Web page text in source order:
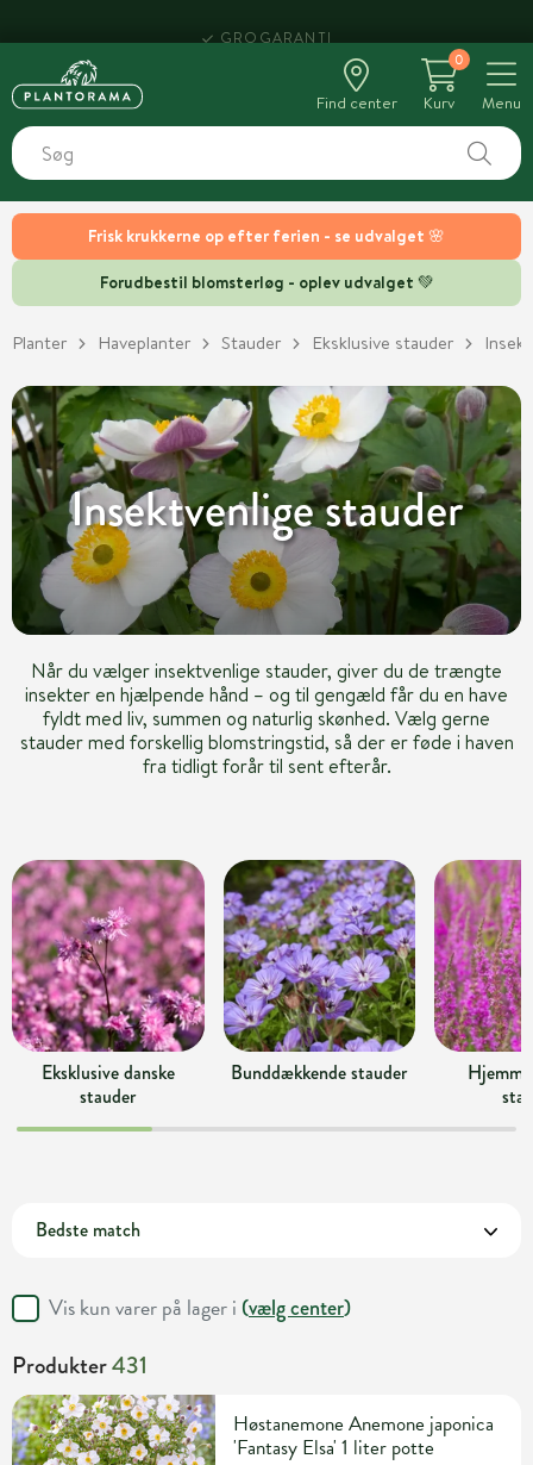
Frisk krukkerne op efter ferien - se udvalget 🌸
Forudbestil blomsterløg - oplev udvalget 💚
Find center
0
Kurv
Menu
Planter Haveplanter Stauder Eksklusive stauder
Insektvenlige stauder
Når du vælger insektvenlige stauder, giver du de trængte
insekter en hjælpende hånd – og til gengæld får du en have
fyldt med liv, summen og naturlig skønhed. Vælg gerne
stauder med forskellig blomstringstid, så der er føde i haven
fra tidligt forår til sent efterår.
Eksklusive danske
stauder
Bunddækkende stauder
Vis kun varer på lager i (vælg center)
Produkter431
Høstanemone Anemone japonica
'Fantasy Elsa' 1 liter potte